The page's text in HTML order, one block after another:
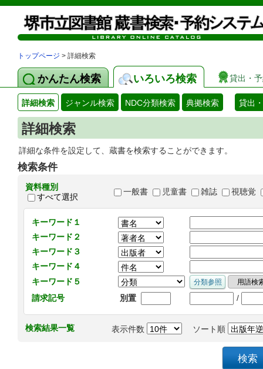
トップページ > 詳細検索
かんたん検索 いろいろ検索 貸出・
詳細検索 ジャンル検索 NDC分類検索 典拠検索 貸出
詳細検索
詳細な条件を設定して、蔵書を検索することができます。
検索条件
資料種別
すべて選択
一般書 児童書 雑誌 視聴覚
キーワード１
キーワード２
キーワード３
キーワード４
キーワード５
請求記号
別置 /
検索結果一覧 表示件数 ソート順